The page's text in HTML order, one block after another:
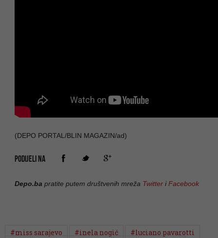
(DEPO PORTAL/BLIN MAGAZIN/ad)
PODIJELI NA
Depo.ba pratite putem društvenih mreža Twitter iFacebook
#miss sarajevo #inela nogić
#luciano pavarotti